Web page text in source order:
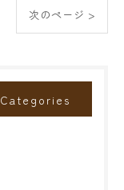
次のページ >
Categories